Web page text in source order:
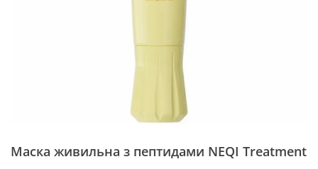
Маска живильна з пептидами NEQI Treatment